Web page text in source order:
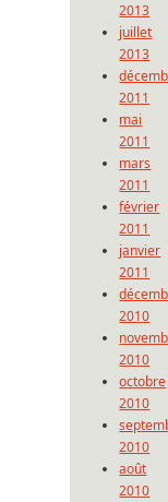
2013
juillet
2013
2011
mai
2011
mars
2011
février
2011
janvier
2011
2010
2010
octobre
2010
2010
août
2010